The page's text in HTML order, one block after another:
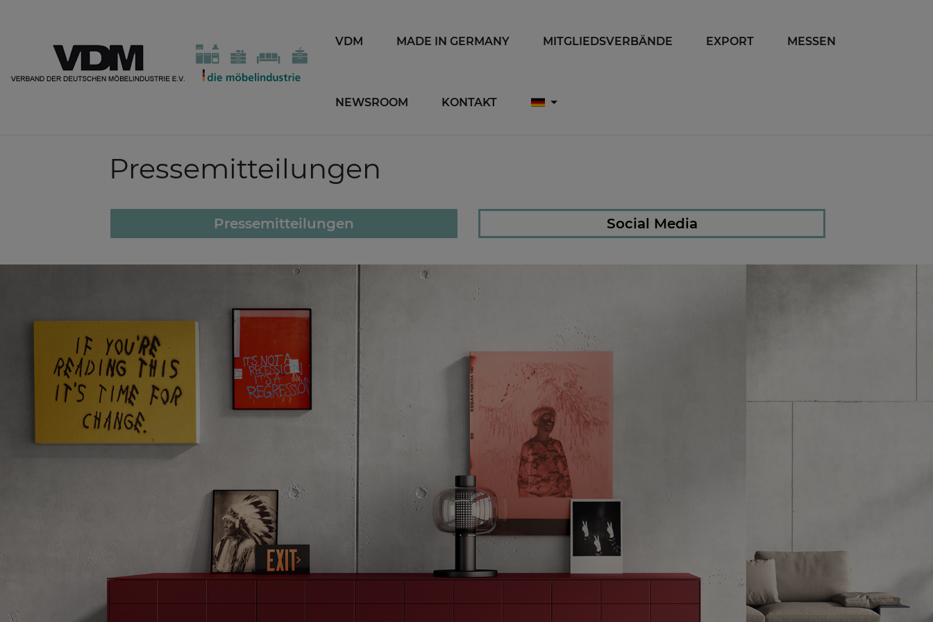
VDM MADE IN GERMANY MITGLIEDSVERBÄNDE EXPORT MESSEN
NEWSROOM KONTAKT
Pressemitteilungen
Pressemitteilungen Social Media